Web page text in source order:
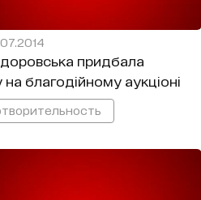
придбала
на благодійному аукціоні